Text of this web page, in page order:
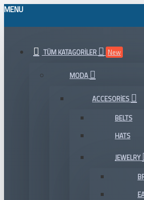
MENU
TÜM KATAGORILER New
MODA
ACCESORIES
BELTS
HATS
JEWELRY